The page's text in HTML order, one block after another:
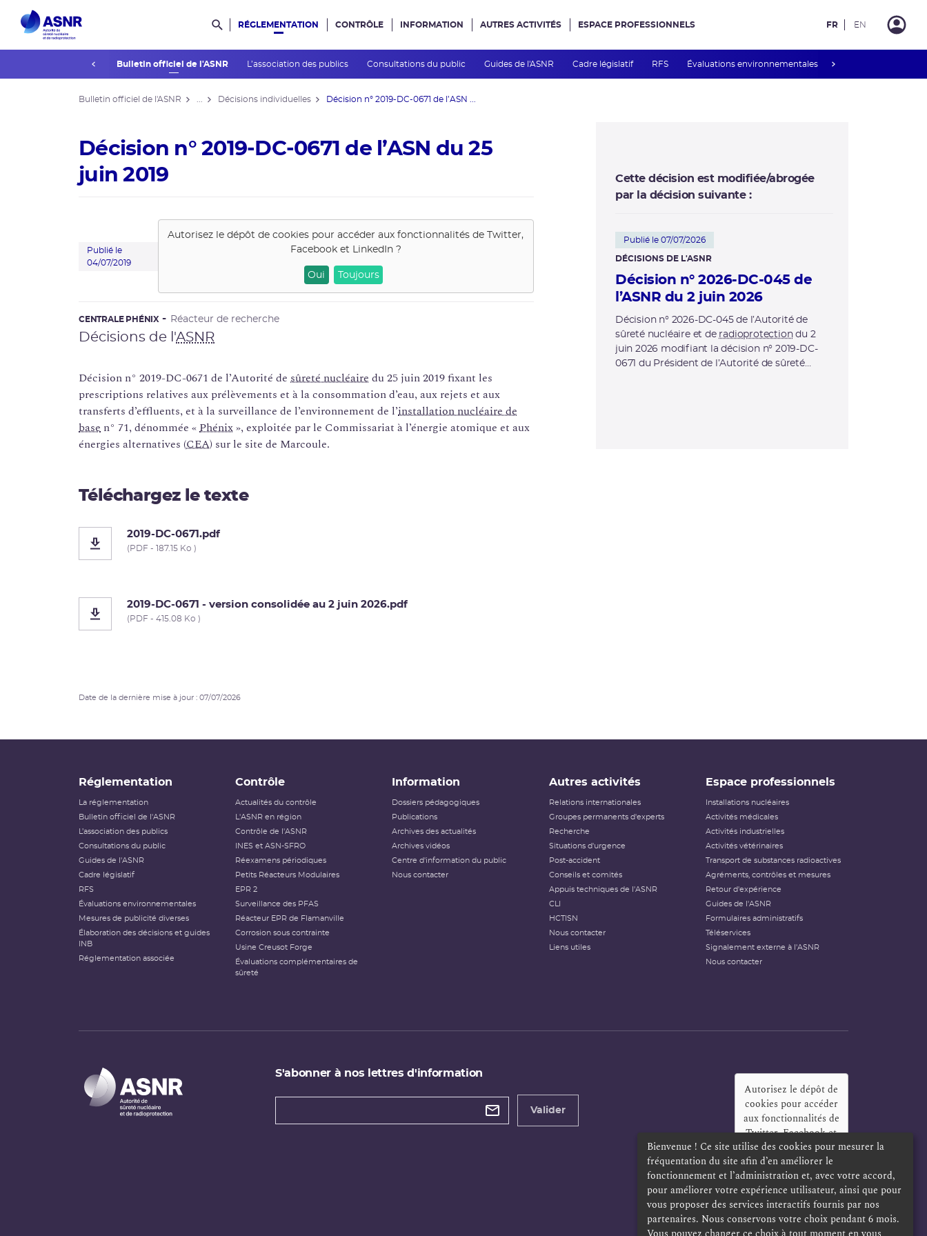
Rechercher dans le site
RÉGLEMENTATION
La réglementation Bulletin officiel de l'ASNR L’association des publics Consultations du public Guides de l'ASNR Cadre législatif RFS Évaluations environnementales
CONTRÔLE INFORMATION AUTRES ACTIVITÉS ESPACE PROFESSIONNELS FR EN
Bulletin officiel de l'ASNR Décisions individuelles Décision n° 2019-DC-0671 de l’ASN ...
Décision n° 2019-DC-0671 de l’ASN du 25
juin 2019
Publié le
04/07/2019
Autorisez le dépôt de cookies pour accéder aux fonctionnalités de
Twitter,
Facebook et LinkedIn?
Oui Toujours
CENTRALE PHÉNIX Réacteur de recherche
Décisions de l'ASNR
Décision n° 2019-DC-0671 de l’Autorité de sûreté nucléaire du 25 juin 2019 fixant les
prescriptions relatives aux prélèvements et à la consommation d’eau, aux rejets et aux
transferts d’effluents, et à la surveillance de l’environnement de l’installation nucléaire de
base n° 71, dénommée «Phénix», exploitée par le Commissariat à l’énergie atomique et aux
énergies alternatives (CEA) sur le site de Marcoule.
Téléchargez le texte
2019-DC-0671.pdf
(PDF - 187.15 Ko )
2019-DC-0671 - version consolidée au 2 juin 2026.pdf
(PDF - 415.08 Ko )
Date de la dernière mise à jour : 07/07/2026
Cette décision est modifiée/abrogée
par la décision suivante :
Publié le 07/07/2026
DÉCISIONS DE L'ASNR
Décision n° 2026-DC-045 de
l’ASNR du 2 juin 2026
Décision n° 2026-DC-045 de l’Autorité de
sûreté nucléaire et de radioprotectiondu 2
juin 2026 modifiant la décision n° 2019-DC-
0671 du Président de l’Autorité de sûreté
Réglementation
La réglementation
Bulletin officiel de l'ASNR
L’association des publics
Consultations du public
Guides de l'ASNR
Cadre législatif
RFS
Évaluations environnementales
Mesures de publicité diverses
Élaboration des décisions et guides
INB
Réglementation associée
Contrôle
Actualités du contrôle
L'ASNR en région
Contrôle de l'ASNR
INES et ASN-SFRO
Réexamens périodiques
Petits Réacteurs Modulaires
EPR 2
Surveillance des PFAS
Réacteur EPR de Flamanville
Corrosion sous contrainte
Usine Creusot Forge
Évaluations complémentaires de
sûreté
Information
Dossiers pédagogiques
Publications
Archives des actualités
Archives vidéos
Centre d'information du public
Nous contacter
Autres activités
Relations internationales
Groupes permanents d'experts
Recherche
Situations d'urgence
Post-accident
Conseils et comités
Appuis techniques de l'ASNR
CLI
HCTISN
Nous contacter
Liens utiles
Espace professionnels
Installations nucléaires
Activités médicales
Activités industrielles
Activités vétérinaires
Transport de substances radioactives
Agréments, contrôles et mesures
Retour d'expérience
Guides de l'ASNR
Formulaires administratifs
Téléservices
Signalement externe à l'ASNR
Nous contacter
S'abonner à nos lettres d'information
Types de
Valider
Autorisez le dépôt de
cookies pour accéder
aux fonctionnalités de
Twitter, Facebook et
LinkedIn?
Oui
Toujours
Bienvenue ! Ce site utilise des cookies pour mesurer la
fréquentation du site afin d’en améliorer le
fonctionnement et l’administration et, avec votre accord,
pour améliorer votre expérience utilisateur, ainsi que pour
vous proposer des services interactifs fournis par nos
partenaires. Nous conservons votre choix pendant 6 mois.